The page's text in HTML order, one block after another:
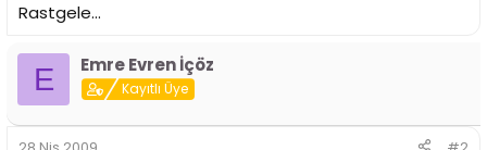
Rastgele...
E Emre Evren İçöz
Kayıtlı Üye